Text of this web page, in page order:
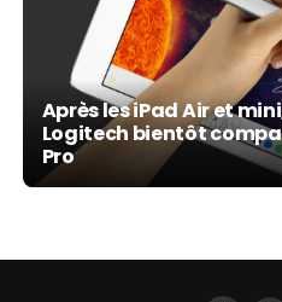
Après les iPad Air et
Logitech bientôt
Pro